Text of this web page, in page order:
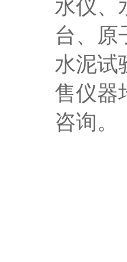
水仪、
台、原
水泥试
售仪器
咨询。